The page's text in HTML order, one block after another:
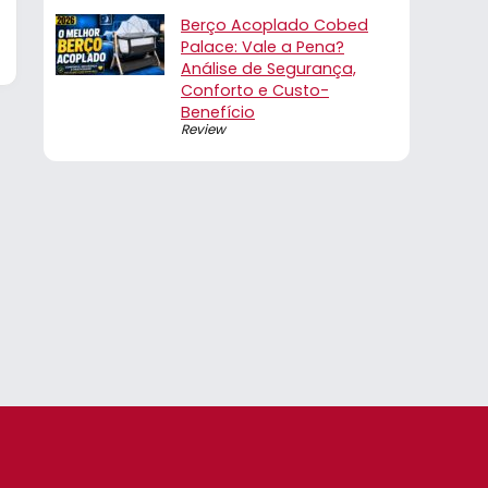
Berço Acoplado Cobed
Palace: Vale a Pena?
Análise de Segurança,
Conforto e Custo-
Benefício
Review